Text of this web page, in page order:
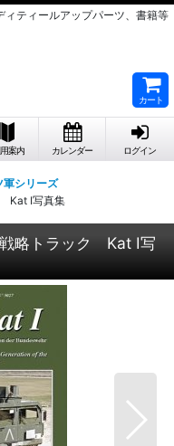
ティールアップパーツ、書籍等
カート
案内 カレンダー ログイン
軍シリーズ
Kat I写真集
略トラック Kat I写